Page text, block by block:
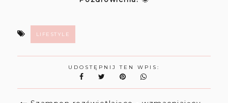
LIFESTYLE
UDOSTĘPNIJ TEN WPIS: